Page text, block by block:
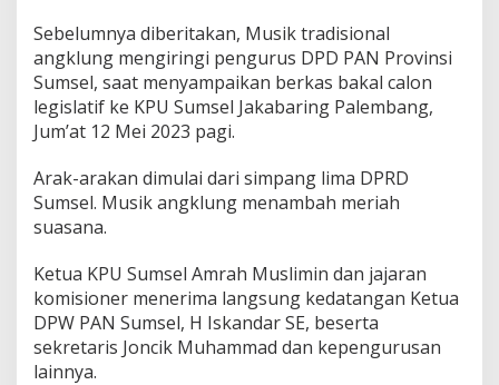
d
i
P
i
l
a
E
a
t
L
a
w
Sebelumnya diberitakan, Musik tradisional
angklung mengiringi pengurus DPD PAN Provinsi
Sumsel, saat menyampaikan berkas bakal calon
legislatif ke KPU Sumsel Jakabaring Palembang,
Jum’at 12 Mei 2023 pagi.
Arak-arakan dimulai dari simpang lima DPRD
Sumsel. Musik angklung menambah meriah
suasana.
Ketua KPU Sumsel Amrah Muslimin dan jajaran
komisioner menerima langsung kedatangan Ketua
DPW PAN Sumsel, H Iskandar SE, beserta
sekretaris Joncik Muhammad dan kepengurusan
lainnya.